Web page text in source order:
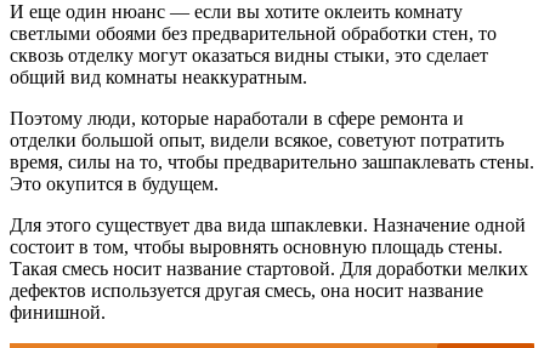
И еще один нюанс — если вы хотите оклеить комнату
светлыми обоями без предварительной обработки стен, то
сквозь отделку могут оказаться видны стыки, это сделает
общий вид комнаты неаккуратным.
Поэтому люди, которые наработали в сфере ремонта и
отделки большой опыт, видели всякое, советуют потратить
время, силы на то, чтобы предварительно зашпаклевать стены.
Это окупится в будущем.
Для этого существует два вида шпаклевки. Назначение одной
состоит в том, чтобы выровнять основную площадь стены.
Такая смесь носит название стартовой. Для доработки мелких
дефектов используется другая смесь, она носит название
финишной.